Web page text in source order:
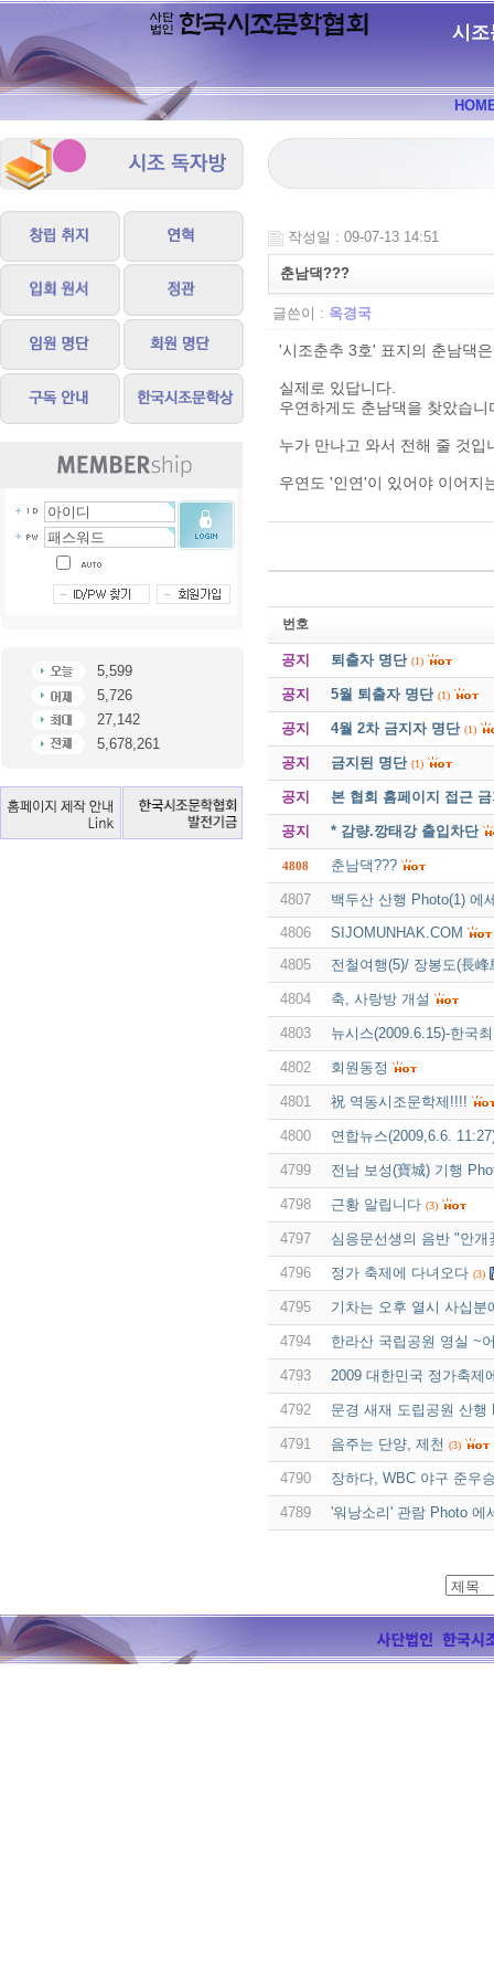
시조
5,599
5,726
27,142
5,678,261
작성일 : 09-07-13 14:51
춘남댁???
글쓴이 : 옥경국
'시조춘추 3호' 표지의 춘남댁
실제로 있답니다.
우연하게도 춘남댁을 찾았습니
누가 만나고 와서 전해 줄 것입
우연도 '인연'이 있어야 이어지
번호
공지 퇴출자 명단 (1)
공지 5월 퇴출자 명단 (1)
공지 4월 2차 금지자 명단 (1)
공지 금지된 명단 (1)
공지 본 협회 홈페이지 접근
공지 * 감량.깡태강 출입차단
4808 춘남댁???
4807
백두산 산행 Photo(1) 에
4806
SIJOMUNHAK.COM
4805
전철여행(5)/ 장봉도(長
4804 축, 사랑방 개설
4803 뉴시스(2009.6.15)-한국
4802 회원동정
4801 祝 역동시조문학제!!!!
4800 연합뉴스(2009,6.6.
4799 전남 보성(寶城) 기행
4798 근황 알립니다 (3)
4797 심응문선생의 음반 "안개
4796 정가 축제에 다녀오다 (3)
4795 기차는 오후 열시 사십분
4794 한라산 국립공원 영실 ~
4793 2009 대한민국 정가축제
4792 문경 새재 도립공원 산행
4791 음주는 단양, 제천 (3)
4790 장하다, WBC 야구 준우
4789 '워낭소리' 관람 Photo 에